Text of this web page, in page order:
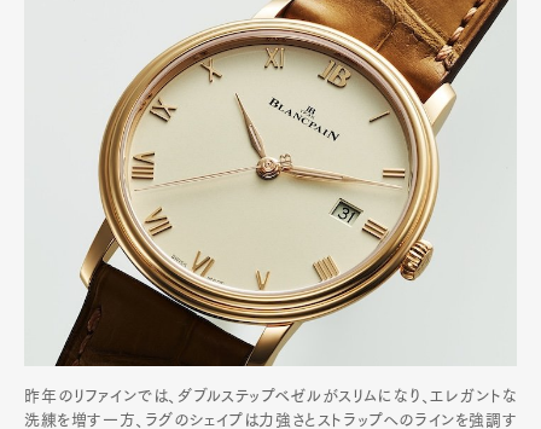
昨年のリファインでは、ダブルステップベゼルがスリムになり、エレガントな
洗練を増す一方、ラグのシェイプは力強さとストラップへのラインを強調す